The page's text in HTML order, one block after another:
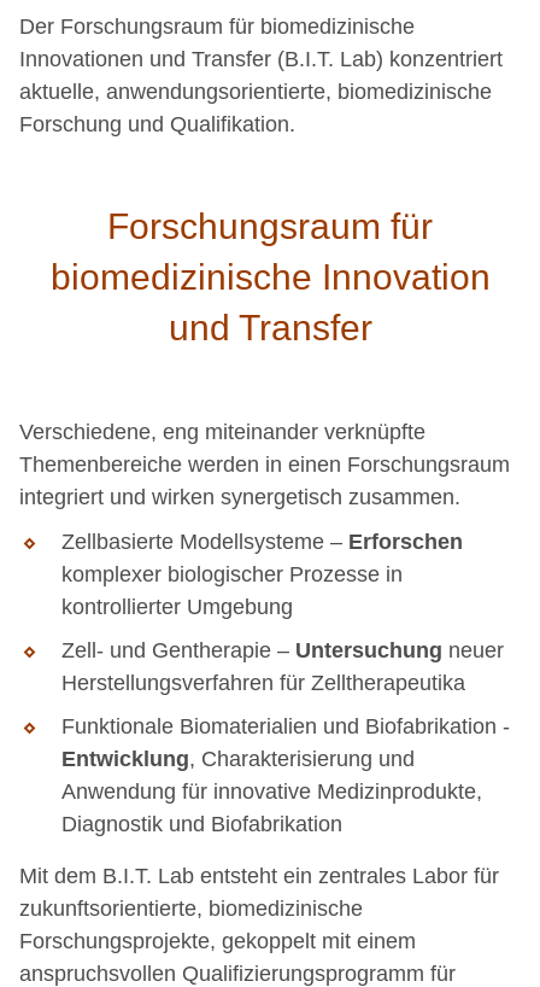
Der Forschungsraum für biomedizinische
Innovationen und Transfer (B.I.T. Lab) konzentriert
aktuelle, anwendungsorientierte, biomedizinische
Forschung und Qualifikation.
Forschungsraum für
biomedizinische Innovation
und Transfer
Verschiedene, eng miteinander verknüpfte
Themenbereiche werden in einen Forschungsraum
integriert und wirken synergetisch zusammen.
Zellbasierte Modellsysteme – Erforschen
komplexer biologischer Prozesse in
kontrollierter Umgebung
Zell- und Gentherapie – Untersuchung neuer
Herstellungsverfahren für Zelltherapeutika
Funktionale Biomaterialien und Biofabrikation -
Entwicklung, Charakterisierung und
Anwendung für innovative Medizinprodukte,
Diagnostik und Biofabrikation
Mit dem B.I.T. Lab entsteht ein zentrales Labor für
zukunftsorientierte, biomedizinische
Forschungsprojekte, gekoppelt mit einem
anspruchsvollen Qualifizierungsprogramm für